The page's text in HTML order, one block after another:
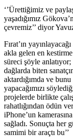
‘’Ürettiğimiz ve
yaşadığımız
çevremiz’’ diyor
Fırat’ın
akla gelen en
süreci şöyle anlatıyor;
dağlarda biten
aktardığımda ve
yapacağımızı
projelerde birlikte
rahatlığından ödün
iPhone’un
sağladı. Sonuçta her
samimi bir araçtı bu’’